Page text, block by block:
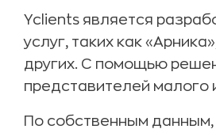
Yclients является
услуг, таких как
других. С помощью
представителей малого
По собственным